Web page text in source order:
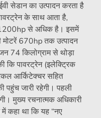
सेडान का उत्पादन करता है
के साथ आता है,
से अधिक है। इसमें
मोटरें 670hp तक उत्पादन
74 किलोग्राम से थोड़ा
कि पावरट्रेन (इलेक्ट्रिक
आर्किटेक्चर सहित
पहुंच जारी रहेगी। पहली
मुख्य रचनात्मक अधिकारी
कहा था कि यह “नए